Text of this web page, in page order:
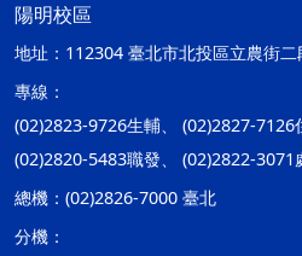
陽明校區
地址： 112304 臺北市北投區立農街
專線：
(02)2823-9726生輔、 (02)2827-7126
(02)2820-5483職發、 (02)2822-3071
總機： (02)2826-7000 臺北
分機：